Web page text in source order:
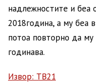
надлежностите и беа
2018година, а му беа
потоа повторно да
годинава.
Извор: ТВ21